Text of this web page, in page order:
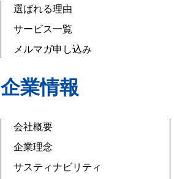
選ばれる理由
サービス一覧
メルマガ申し込み
企業情報
会社概要
企業理念
サスティナビリティ